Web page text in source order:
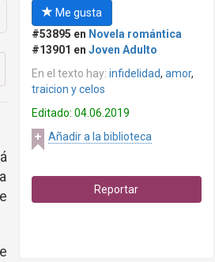
Me gusta
#53895 en Novela romántica
#13901 en Joven Adulto
En el texto hay: infidelidad, amor,
traicion y celos
Editado: 04.06.2019
Añadir a la biblioteca
Reportar